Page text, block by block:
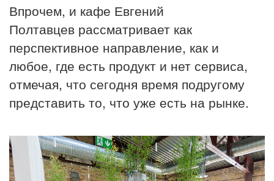
Впрочем, и кафе Евгений
Полтавцев рассматривает как
перспективное направление, как и
любое, где есть продукт и нет сервиса,
отмечая, что сегодня время подругому
представить то, что уже есть на рынке.